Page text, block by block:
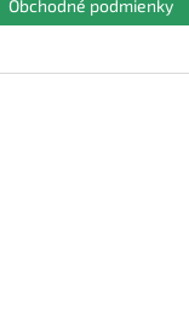
Obchodné podmienky